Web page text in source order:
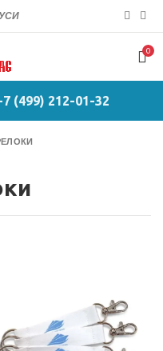
0
(499) 212-01-32